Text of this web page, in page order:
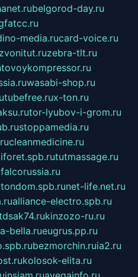
belgorod-day.ru
media.rucard-voice.ru
zvonitut.ruzebra-tlt.ru
wasabi-shop.ru
x-ton.ru
tor-lyubov-i-grom.ru
stoppamedia.ru
cleanmedicine.ru
tutmassage.ru
falcorussia.ru
net-life.net.ru
alliance-electro.spb.ru
kinzozo-ru.ru
bella.rueugrus.pp.ru
bezmorchin.ruia2.ru
kolosok-elita.ru